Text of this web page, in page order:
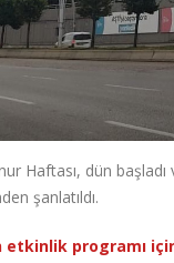
Haftası, dün başladı
şanlatıldı.
etkinlik programı